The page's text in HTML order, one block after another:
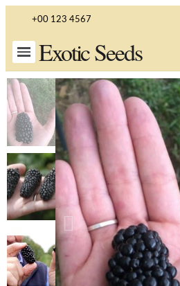
+00 123 4567
Exotic Seeds